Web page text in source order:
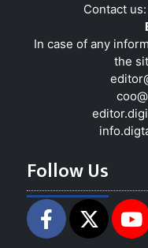
Contact us:
In case of any
the
Follow Us